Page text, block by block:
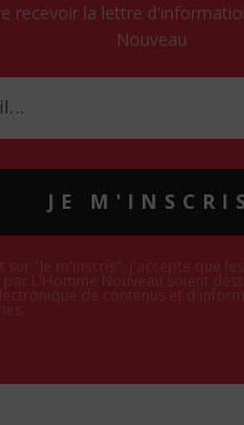
recevoir la lettre
Nouveau
JE
sur "Je m'inscris", j'accepte que les
par L'Homme Nouveau soient
de contenus et